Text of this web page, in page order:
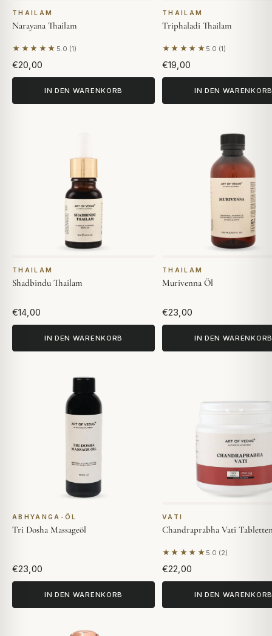
THAILAM
Narayana Thailam
★★★★★ 5.0 (1)
Basierend auf 1 Bewertung
€20,00
IN DEN WARENKORB
THAILAM
Triphaladi Thailam
★★★★★ 5.0 (1)
Basierend auf 1
€19,00
IN DEN WARENKORB
THAILAM
Shadbindu Thailam
€14,00
IN DEN WARENKORB
THAILAM
Murivenna Öl
€23,00
IN DEN WARENKORB
ABHYANGA-ÖL
Tri Dosha Massageöl
€23,00
IN DEN WARENKORB
VATI
Chandraprabha Vati
★★★★★ 5.0 (2)
Basierend auf 2
€22,00
IN DEN WARENKORB